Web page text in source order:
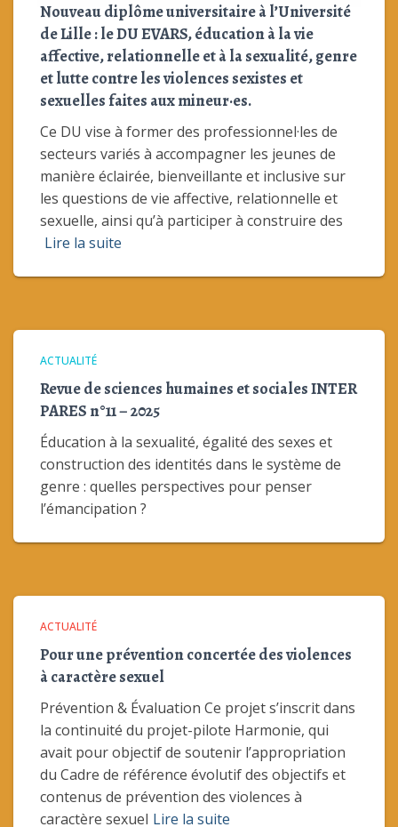
Nouveau diplôme universitaire à l’Université
de Lille : le DU EVARS, éducation à la vie
affective, relationnelle et à la sexualité, genre
et lutte contre les violences sexistes et
sexuelles faites aux mineur·es.
Ce DU vise à former des professionnel·les de
secteurs variés à accompagner les jeunes de
manière éclairée, bienveillante et inclusive sur
les questions de vie affective, relationnelle et
sexuelle, ainsi qu’à participer à construire des
Lire la suite
ACTUALITÉ
Revue de sciences humaines et sociales INTER
PARES n°11 – 2025
Éducation à la sexualité, égalité des sexes et
construction des identités dans le système de
genre : quelles perspectives pour penser
l’émancipation ?
ACTUALITÉ
Pour une prévention concertée des violences
à caractère sexuel
Prévention & Évaluation Ce projet s’inscrit dans
la continuité du projet-pilote Harmonie, qui
avait pour objectif de soutenir l’appropriation
du Cadre de référence évolutif des objectifs et
contenus de prévention des violences à
caractère sexuel Lire la suite